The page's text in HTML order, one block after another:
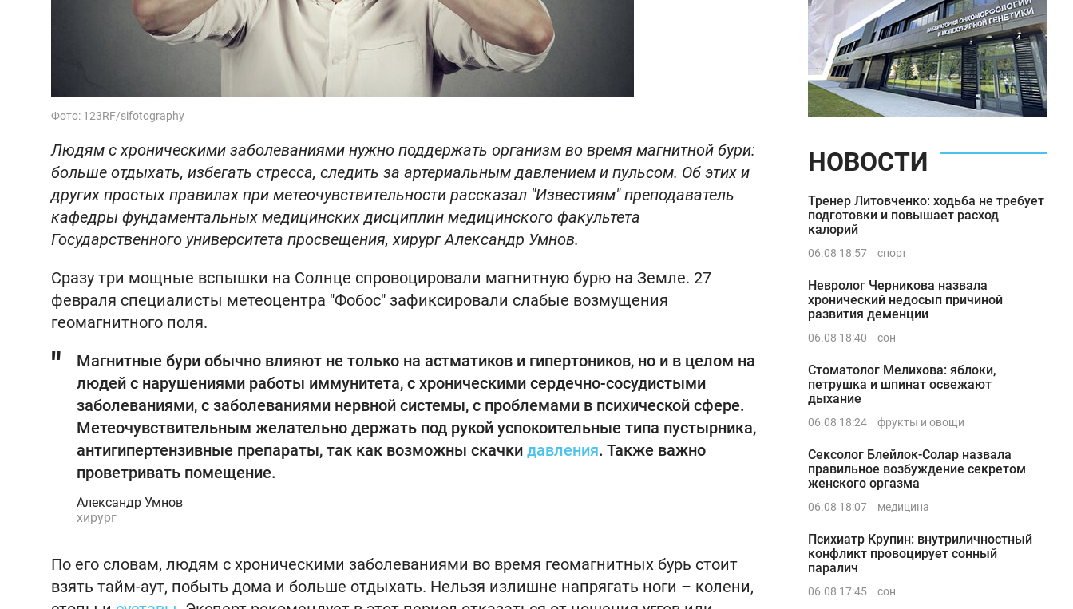
Фото: 123RF/sifotography
Людям с хроническими заболеваниями нужно поддержать организм во время магнитной бури:
больше отдыхать, избегать стресса, следить за артериальным давлением и пульсом. Об этих и
других простых правилах при метеочувствительности рассказал "Известиям" преподаватель
кафедры фундаментальных медицинских дисциплин медицинского факультета
Государственного университета просвещения, хирург Александр Умнов.
Сразу три мощные вспышки на Солнце спровоцировали магнитную бурю на Земле. 27
февраля специалисты метеоцентра "Фобос" зафиксировали слабые возмущения
геомагнитного поля.
Магнитные бури обычно влияют не только на астматиков и гипертоников, но и в целом на
людей с нарушениями работы иммунитета, с хроническими сердечно-сосудистыми
заболеваниями, с заболеваниями нервной системы, с проблемами в психической сфере.
Метеочувствительным желательно держать под рукой успокоительные типа пустырника,
антигипертензивные препараты, так как возможны скачки давления. Также важно
проветривать помещение.
Александр Умнов
хирург
По его словам, людям с хроническими заболеваниями во время геомагнитных бурь стоит
взять тайм-аут, побыть дома и больше отдыхать. Нельзя излишне напрягать ноги – колени,
НОВОСТИ
Тренер Литовченко: ходьба не требует
подготовки и повышает расход
калорий
06.08 18:57 спорт
Невролог Черникова назвала
хронический недосып причиной
развития деменции
06.08 18:40 сон
Стоматолог Мелихова: яблоки,
петрушка и шпинат освежают
дыхание
06.08 18:24 фрукты и овощи
Сексолог Блейлок-Солар назвала
правильное возбуждение секретом
женского оргазма
06.08 18:07 медицина
Психиатр Крупин: внутриличностный
конфликт провоцирует сонный
паралич
06.08 17:45 сон